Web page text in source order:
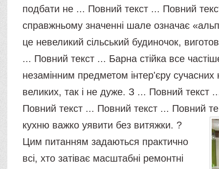
подбати не ... Повний текст ... Повний
справжньому значенні шале означає
це невеликий сільський будиночок,
... Повний текст ... Барна стійка все
незамінним предметом інтер'єру сучасних
великих, так і не дуже. З ... Повний текст
Повний текст ... Повний текст ... Повний
кухню важко уявити без витяжки. ?
Цим питанням задаються практично
всі, хто затіває масштабні ремонтні